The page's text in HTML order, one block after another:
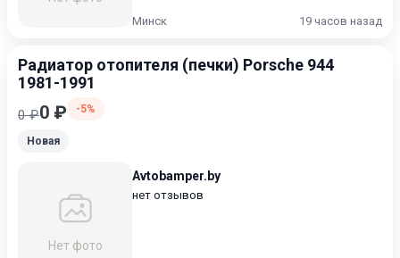
Минск 19 часов назад
Радиатор отопителя (печки) Porsche 944
1981-1991
0 ₽0 ₽ -5%
Новая
Нет фото
Avtobamper.by
нет отзывов